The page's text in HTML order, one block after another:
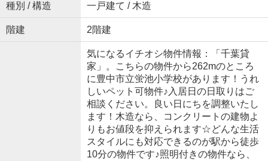
種別 / 構造 一戸建て / 木造
階建 2階建
気になるイチオシ物件情報：「千葉貸
家」。こちらの物件から262mのところ
に豊中市立蛍池小学校があります！うれ
しいペット可物件♪入居日の日取りはご
相談ください。良い日にちを調整いたし
ます！木造なら、コンクリートの建物よ
りもお値段を抑えられます☆どんな生活
スタイルにも対応できるのが駅から徒歩
10分の物件です♪照明付きの物件なら、